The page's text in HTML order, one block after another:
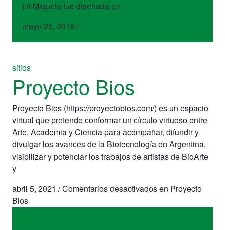
Lil Miquela fue diseñada en
mayo 25, 2016 /
sitios
Proyecto Bios
Proyecto Bios (https://proyectobios.com/) es un espacio
virtual que pretende conformar un círculo virtuoso entre
Arte, Academia y Ciencia para acompañar, difundir y
divulgar los avances de la Biotecnología en Argentina,
visibilizar y potenciar los trabajos de artistas de BioArte
y
abril 5, 2021 /Comentarios desactivadosen Proyecto
Bios